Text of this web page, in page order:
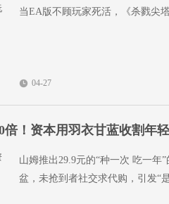
当EA版不顾玩家死活，《杀戮尖
04-27
倍！资本用羽衣甘蓝收割年
山姆推出29.9元的“种一次 吃一年
盆，未抢到者社交求代购，引发“